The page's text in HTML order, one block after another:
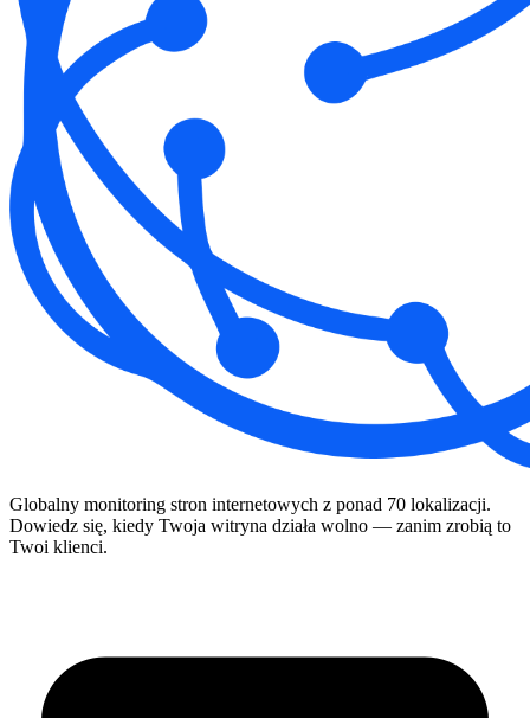
Globalny monitoring stron internetowych z ponad 70 lokalizacji.
Dowiedz się, kiedy Twoja witryna działa wolno — zanim zrobią to
Twoi klienci.